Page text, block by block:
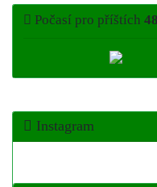
Počasí pro příštích
Instagram